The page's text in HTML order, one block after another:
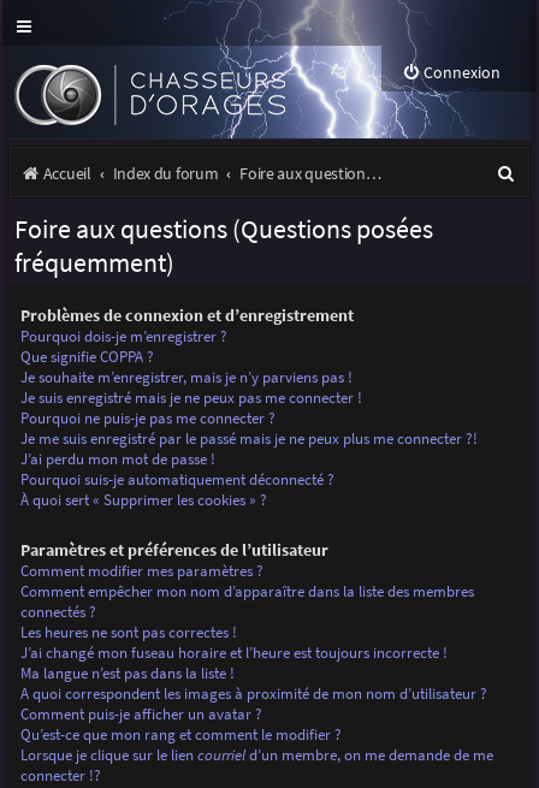
Connexion
Accueil Index du forum Foire aux questions (Questions posées fréquemment)
Foire aux questions (Questions posées
fréquemment)
Problèmes de connexion et d’enregistrement
Pourquoi dois-je m’enregistrer ?
Que signifie COPPA ?
Je souhaite m’enregistrer, mais je n’y parviens pas !
Je suis enregistré mais je ne peux pas me connecter !
Pourquoi ne puis-je pas me connecter ?
Je me suis enregistré par le passé mais je ne peux plus me connecter ?!
J’ai perdu mon mot de passe !
Pourquoi suis-je automatiquement déconnecté ?
À quoi sert « Supprimer les cookies » ?
Paramètres et préférences de l’utilisateur
Comment modifier mes paramètres ?
Comment empêcher mon nom d’apparaître dans la liste des membres
connectés ?
Les heures ne sont pas correctes !
J’ai changé mon fuseau horaire et l’heure est toujours incorrecte !
Ma langue n’est pas dans la liste !
A quoi correspondent les images à proximité de mon nom d’utilisateur ?
Comment puis-je afficher un avatar ?
Qu’est-ce que mon rang et comment le modifier ?
Lorsque je clique sur le liencourrield’un membre, on me demande de me
connecter !?